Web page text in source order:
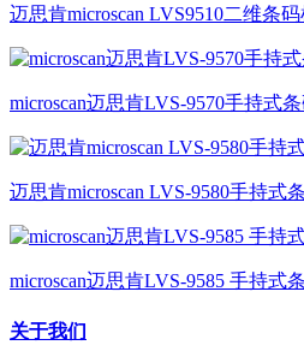
迈思肯microscan LVS9510二维条
microscan迈思肯LVS-9570手持式
迈思肯microscan LVS-9580手持式
microscan迈思肯LVS-9585 手持式
关于我们